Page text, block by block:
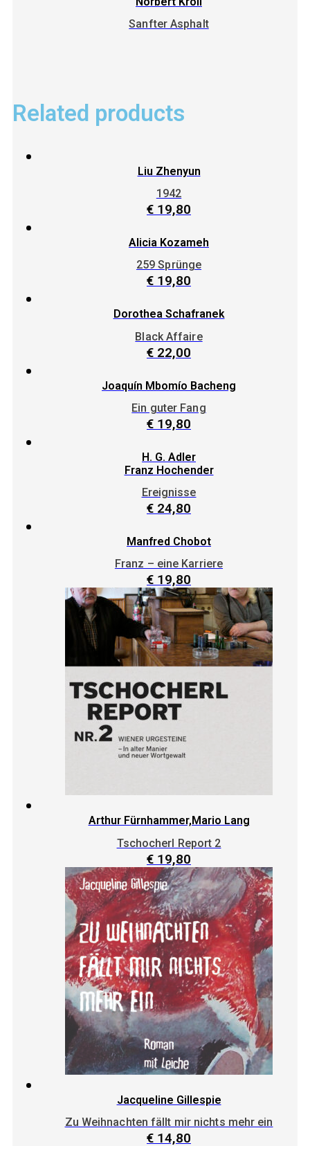
Sanfter Asphalt
Related products
Liu Zhenyun
1942
€ 19,80
Alicia Kozameh
259 Sprünge
€ 19,80
Dorothea Schafranek
Black Affaire
€ 22,00
Joaquín Mbomío Bacheng
Ein guter Fang
€ 19,80
H. G. Adler
Franz Hochender
Ereignisse
€ 24,80
Manfred Chobot
Franz – eine Karriere
€ 19,80
Arthur Fürnhammer,Mario Lang
Tschocherl Report 2
€ 19,80
Jacqueline Gillespie
Zu Weihnachten fällt mir nichts mehr ein
€ 14,80